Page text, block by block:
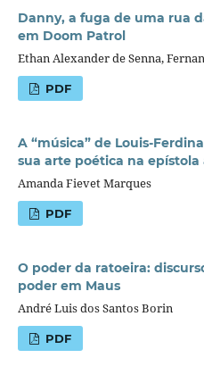
Danny, a fuga de uma rua
em Doom Patrol
Ethan Alexander de Senna,
PDF
A “música” de Louis-
sua arte poética na
Amanda Fievet Marques
PDF
O poder da ratoeira:
poder em Maus
André Luis dos Santos Borin
PDF